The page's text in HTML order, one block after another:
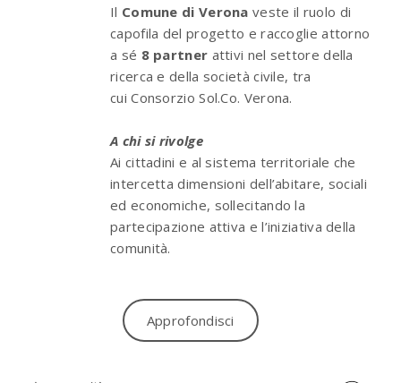
Il Comune di Verona veste il ruolo di
capofila del progetto e raccoglie attorno
a sé 8 partner attivi nel settore della
ricerca e della società civile, tra
cui Consorzio Sol.Co. Verona.
A chi si rivolge
Ai cittadini e al sistema territoriale che
intercetta dimensioni dell’abitare, sociali
ed economiche, sollecitando la
partecipazione attiva e l’iniziativa della
comunità.
Approfondisci